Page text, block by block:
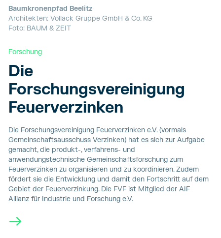
Baumkronenpfad Beelitz
Architekten: Vollack Gruppe GmbH & Co. KG
Foto: BAUM & ZEIT
Forschung
Die
Forschungsvereinigung
Feuerverzinken
Die Forschungsvereinigung Feuerverzinken e.V. (vormals
Gemeinschaftsausschuss Verzinken) hat es sich zur Aufgabe
gemacht, die produkt-, verfahrens- und
anwendungstechnische Gemeinschaftsforschung zum
Feuerverzinken zu organisieren und zu koordinieren. Zudem
fördert sie die Entwicklung und damit den Fortschritt auf dem
Gebiet der Feuerverzinkung. Die FVF ist Mitglied der AIF
Allianz für Industrie und Forschung e.V.
→